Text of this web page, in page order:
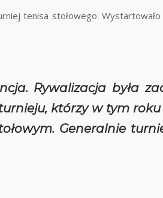
tenisa stołowego.
Rywalizacja była
którzy w tym
Generalnie